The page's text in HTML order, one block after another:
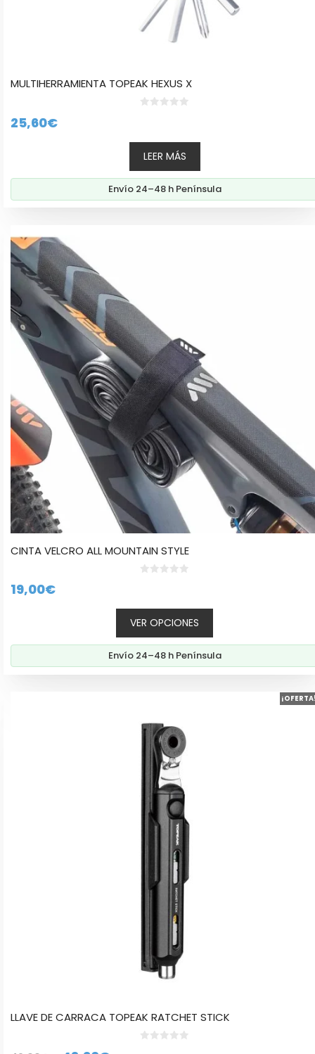
MULTIHERRAMIENTA TOPEAK HEXUS X
25,60€
LEER MÁS
Envío 24–48 h Península
CINTA VELCRO ALL MOUNTAIN STYLE
5
19,00€
VER OPCIONES
producto
tiene
múltiples
variantes.
Las
opciones
se
pueden
elegir
la
página
de
producto
Envío 24–48 h Península
LLAVE DE CARRACA TOPEAK RATCHET STICK